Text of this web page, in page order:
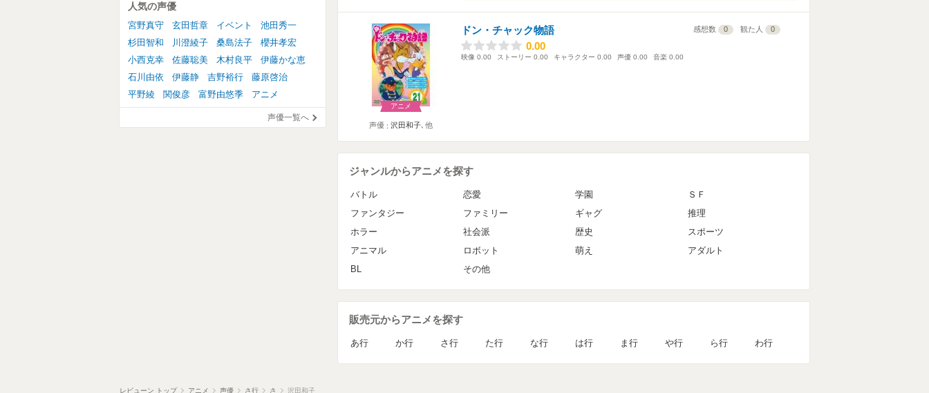
アニメ
声優 沢田和子､他
ドン・チャック物語 感想数 0 観た人 0
0.00
0.00
映像 0.00 ストーリー 0.00 キャラクター 0.00 声優 0.00 音楽 0.00
ジャンルからアニメを探す
バトル 恋愛 学園
ＳＦ
ファンタジー
ファミリー ギャグ
推理
ホラー
社会派 歴史
スポーツ
アニマル
ロボット 萌え
アダルト
BL
その他
販売元からアニメを探す
あ行 か行 さ行 た行 な行 は行 ま行 や行 ら行 わ行
人気の声優
宮野真守 玄田哲章 イベント
池田秀一
杉田智和
川澄綾子 桑島法子
櫻井孝宏
小西克幸
佐藤聡美 木村良平
伊藤かな恵
石川由依
伊藤静 吉野裕行
藤原啓治
平野綾
関俊彦 富野由悠季 アニメ
声優一覧へ
レビューン トップ アニメ 声優 さ行 さ 沢田和子